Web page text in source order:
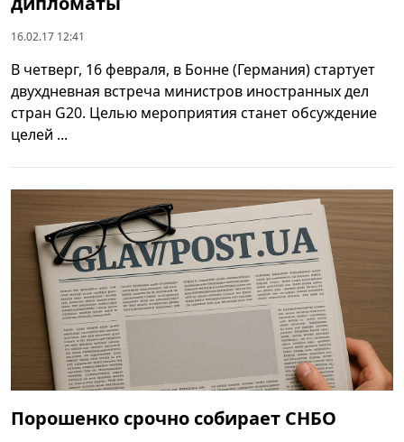
16.02.17 12:41
В четверг, 16 февраля, в Бонне (Германия) стартует
двухдневная встреча министров иностранных дел
стран G20. Целью мероприятия станет обсуждение
целей ...
Порошенко срочно собирает СНБО